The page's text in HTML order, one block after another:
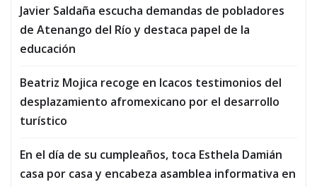
Javier Saldaña escucha demandas de pobladores
de Atenango del Río y destaca papel de la
educación
Beatriz Mojica recoge en Icacos testimonios del
desplazamiento afromexicano por el desarrollo
turístico
En el día de su cumpleaños, toca Esthela Damián
casa por casa y encabeza asamblea informativa en